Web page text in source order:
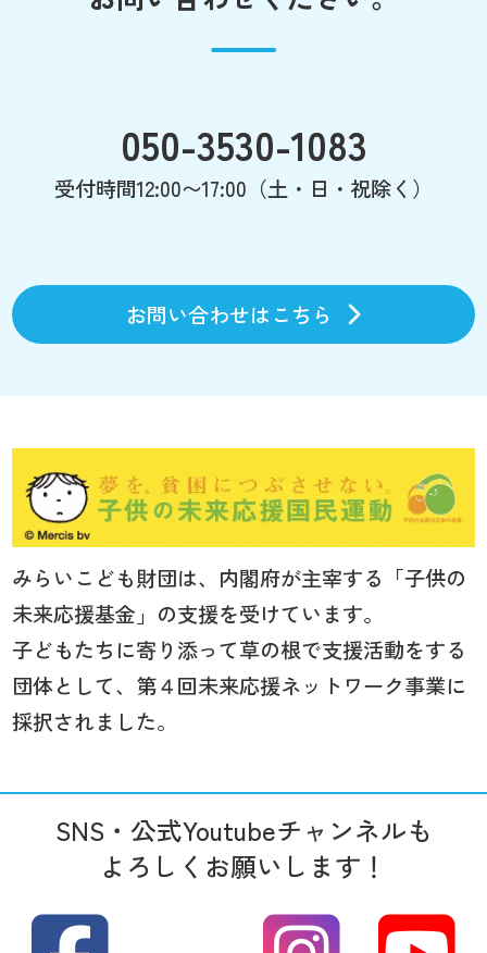
050-3530-1083
受付時間12:00〜17:00（土・日・祝除く）
お問い合わせはこちら
みらいこども財団は、内閣府が主宰する「子供の
未来応援基金」の支援を受けています。
子どもたちに寄り添って草の根で支援活動をする
団体として、第４回未来応援ネットワーク事業に
採択されました。
SNS・公式Youtubeチャンネルも
よろしくお願いします！